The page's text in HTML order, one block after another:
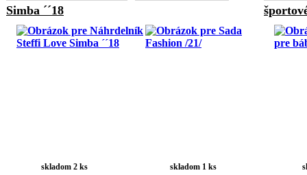
Simba ´´18
skladom 2 ks skladom 1 ks